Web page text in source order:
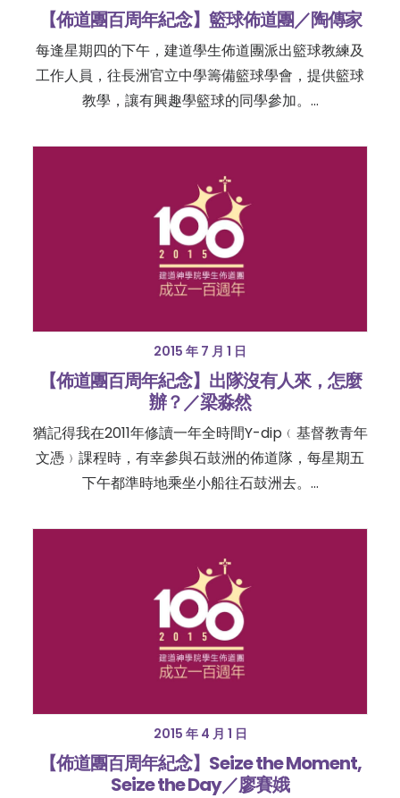
【佈道團百周年紀念】籃球佈道團／陶傳家
每逢星期四的下午，建道學生佈道團派出籃球教練及
工作人員，往長洲官立中學籌備籃球學會，提供籃球
教學，讓有興趣學籃球的同學參加。…
2015 年 7 月 1 日
【佈道團百周年紀念】出隊沒有人來，怎麼
辦？／梁淼然
猶記得我在2011年修讀一年全時間Y-dip﹙基督教青年
文憑﹚課程時，有幸參與石鼓洲的佈道隊，每星期五
下午都準時地乘坐小船往石鼓洲去。…
2015 年 4 月 1 日
【佈道團百周年紀念】Seize the Moment,
Seize the Day／廖賽娥